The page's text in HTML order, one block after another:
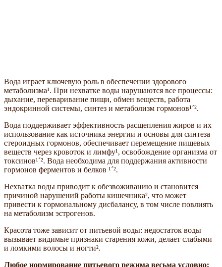
Вода играет ключевую роль в обеспечении здорового
метаболизма¹. При нехватке воды нарушаются все процессы:
дыхание, переваривание пищи, обмен веществ, работа
эндокринной системы, синтез и метаболизм гормонов¹´².
Вода поддерживает эффективность расщепления жиров и их
использование как источника энергии и основы для синтеза
стероидных гормонов, обеспечивает перемещение пищевых
веществ через кровоток и лимфу¹, освобождение организма от
токсинов¹´². Вода необходима для поддержания активности
гормонов ферментов и белков ¹´².
Нехватка воды приводит к обезвоживанию и становится
причиной нарушений работы кишечника², что может
привести к гормональному дисбалансу, в том числе повлиять
на метаболизм эстрогенов.
Красота тоже зависит от питьевой воды: недостаток воды
вызывает видимые признаки старения кожи, делает слабыми
и ломкими волосы и ногти².
Любое нормирование питьевого режима весьма условно: